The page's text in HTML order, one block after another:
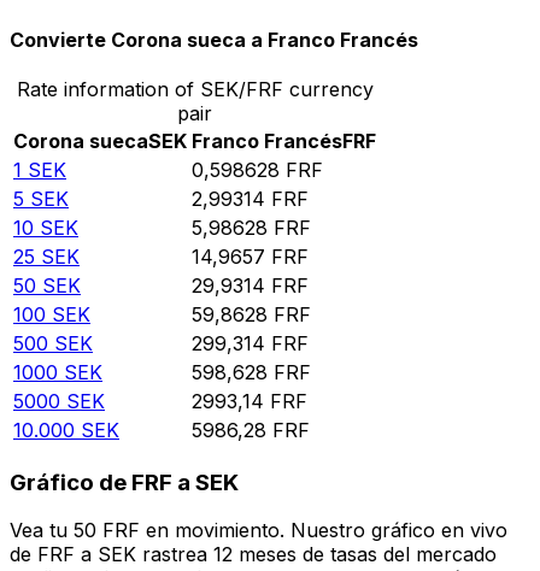
Convierte Corona sueca a Franco Francés
Rate information of SEK/FRF currency
pair
Corona suecaSEK Franco FrancésFRF
1 SEK 0,598628 FRF
5 SEK 2,99314 FRF
10 SEK 5,98628 FRF
25 SEK 14,9657 FRF
50 SEK 29,9314 FRF
100 SEK 59,8628 FRF
500 SEK 299,314 FRF
1000 SEK 598,628 FRF
5000 SEK 2993,14 FRF
10.000 SEK 5986,28 FRF
Gráfico de FRF a SEK
Vea tu 50 FRF en movimiento. Nuestro gráfico en vivo
de FRF a SEK rastrea 12 meses de tasas del mercado